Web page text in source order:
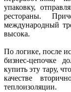
упаковку,
рестораны.
международный
высока.
По логике, после
бизнес-цепочке
купить эту тару,
качестве
теплоизоляции.